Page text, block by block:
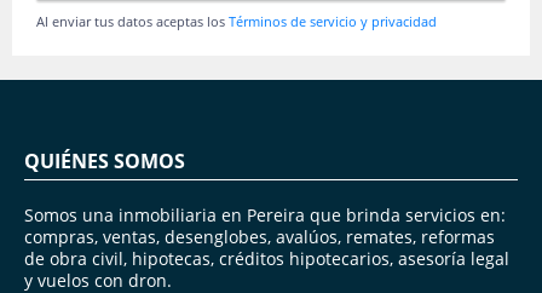
Al enviar tus datos aceptas los Términos de servicio y privacidad
QUIÉNES SOMOS
Somos una inmobiliaria en Pereira que brinda servicios en:
compras, ventas, desenglobes, avalúos, remates, reformas
de obra civil, hipotecas, créditos hipotecarios, asesoría legal
y vuelos con dron.